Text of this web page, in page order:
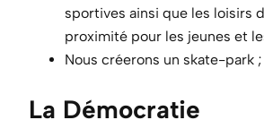
sportives ainsi que les loisirs
proximité pour les jeunes et
Nous créerons un skate-park ;
La Démocratie